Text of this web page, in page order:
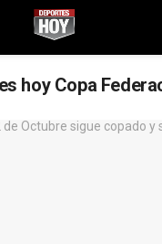
hoy Copa